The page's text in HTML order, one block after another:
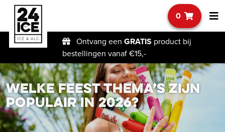
0
Ontvang een GRATIS product bij
bestellingen vanaf €15,-
Welke feest thema’s zijn
populair in 2026?